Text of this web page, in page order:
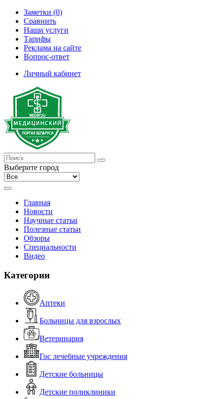
Заметки (0)
Сравнить
Наши услуги
Тарифы
Реклама на сайте
Вопрос-ответ
Личный кабинет
Выберите город
Главная
Новости
Научные статьи
Полезные статьи
Обзоры
Специальности
Видео
Категории
Аптеки
Больницы для взрослых
Ветеринария
Гос лечебные учреждения
Детские больницы
Детские поликлиники